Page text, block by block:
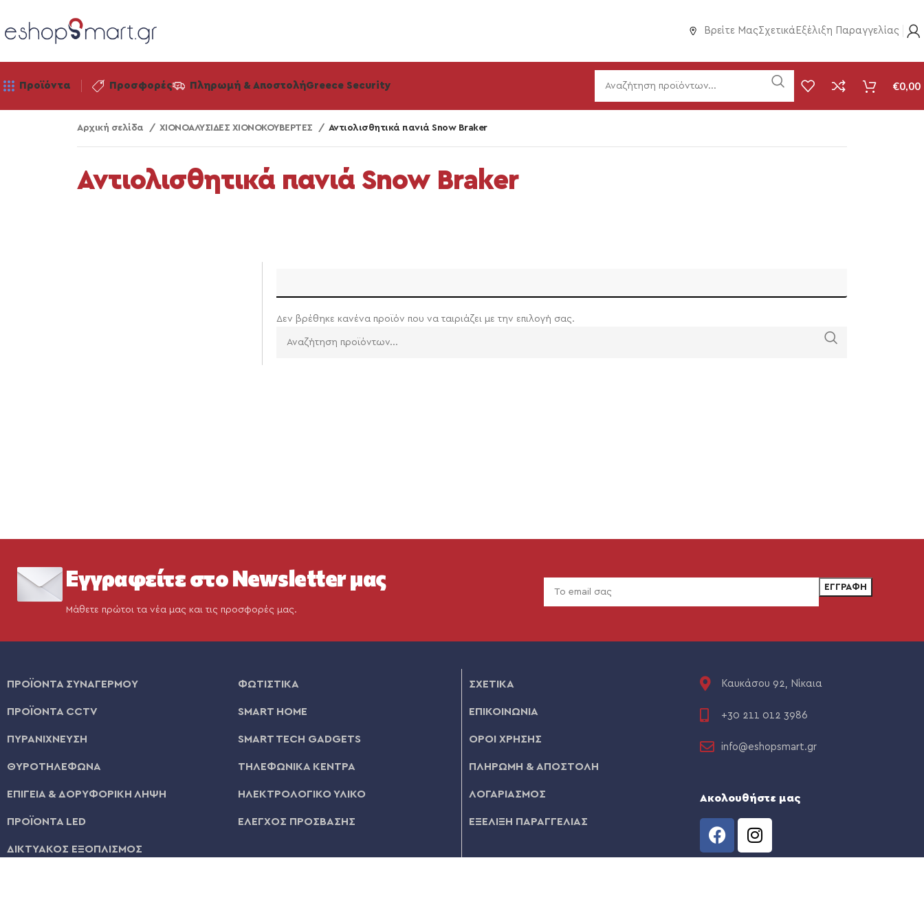
Βρείτε ΜαςΣχετικά Εξέλιξη Παραγγελίας
Προϊόντα Προσφορές Πληρωμή & ΑποστολήGreece Security €0,00
Αρχική σελίδα ΧΙΟΝΟΑΛΥΣΙΔΕΣ ΧΙΟΝΟΚΟΥΒΕΡΤΕΣ Αντιολισθητικά πανιά Snow Braker
Αντιολισθητικά πανιά Snow Braker
Δεν βρέθηκε κανένα προϊόν που να ταιριάζει με την επιλογή σας.
Εγγραφείτε στο Newsletter μας
Μάθετε πρώτοι τα νέα μας και τις προσφορές μας.
ΠΡΟΪΟΝΤΑ ΣΥΝΑΓΕΡΜΟΥ
ΠΡΟΪΟΝΤΑ CCTV
ΠΥΡΑΝΙΧΝΕΥΣΗ
ΘΥΡΟΤΗΛΕΦΩΝΑ
ΕΠΙΓΕΙΑ & ΔΟΡΥΦΟΡΙΚΗ ΛΗΨΗ
ΠΡΟΪΟΝΤΑ LED
ΔΙΚΤΥΑΚΟΣ ΕΞΟΠΛΙΣΜΟΣ
ΦΩΤΙΣΤΙΚΑ
SMART HOME
SMART TECH GADGETS
ΤΗΛΕΦΩΝΙΚΑ ΚΕΝΤΡΑ
ΗΛΕΚΤΡΟΛΟΓΙΚΟ ΥΛΙΚΟ
ΕΛΕΓΧΟΣ ΠΡΟΣΒΑΣΗΣ
ΣΧΕΤΙΚΑ
ΕΠΙΚΟΙΝΩΝΙΑ
ΟΡΟΙ ΧΡΗΣΗΣ
ΠΛΗΡΩΜΗ & ΑΠΟΣΤΟΛΗ
ΛΟΓΑΡΙΑΣΜΟΣ
ΕΞΕΛΙΞΗ ΠΑΡΑΓΓΕΛΙΑΣ
Καυκάσου 92, Νίκαια
+30 211 012 3986
info@eshopsmart.gr
Ακολουθήστε μας